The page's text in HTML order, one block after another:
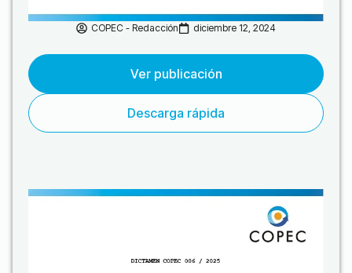
COPEC - Redacción diciembre 12, 2024
Ver publicación
Descarga rápida